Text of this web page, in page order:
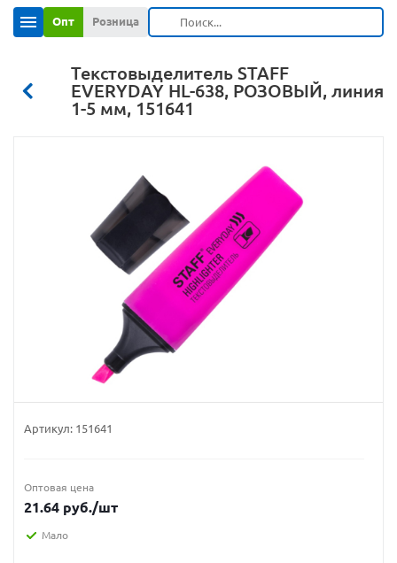
Опт Розница
Текстовыделитель STAFF
EVERYDAY HL-638, РОЗОВЫЙ, линия
1-5 мм, 151641
Артикул: 151641
Оптовая цена
21.64 руб./шт
Мало